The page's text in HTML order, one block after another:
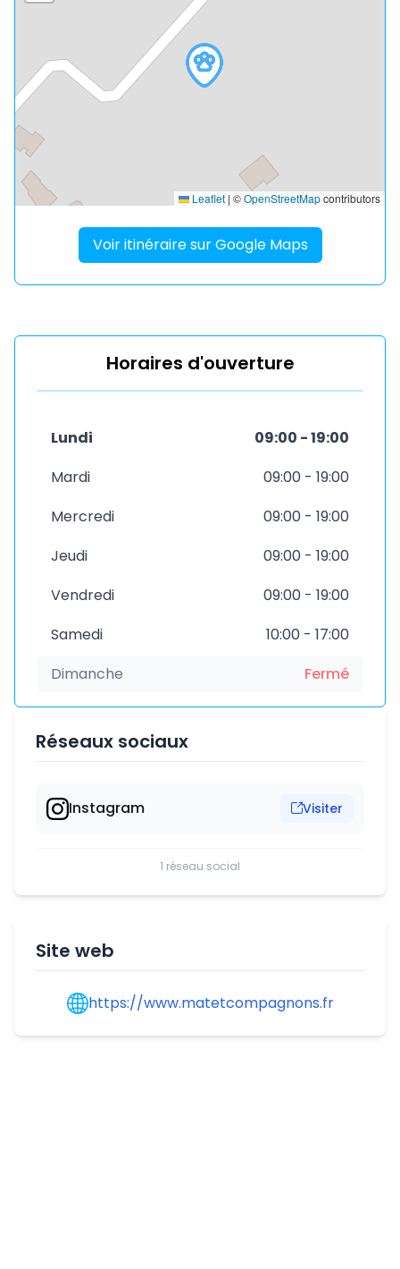
Leaflet | ©OpenStreetMapcontributors
Voir itinéraire sur Google Maps
Horaires d'ouverture
Lundi
09:00 - 19:00
Mardi
09:00 - 19:00
Mercredi
09:00 - 19:00
Jeudi
09:00 - 19:00
Vendredi
09:00 - 19:00
Samedi
10:00 - 17:00
Dimanche
Fermé
Réseaux sociaux
Instagram Visiter
1 réseau social
Site web
https://www.matetcompagnons.fr